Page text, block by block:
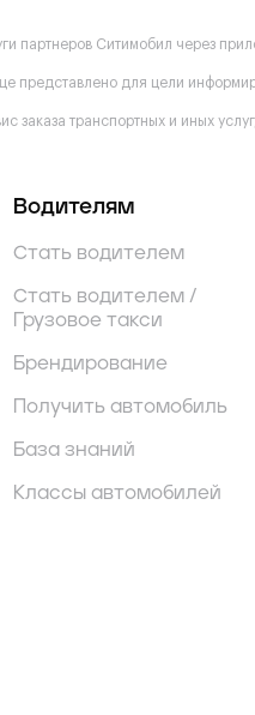
партнеров Ситимобил через
представлено для цели
заказа транспортных и иных
Водителям
Стать водителем
Стать водителем /
Грузовое такси
Брендирование
Получить автомобиль
База знаний
Классы автомобилей